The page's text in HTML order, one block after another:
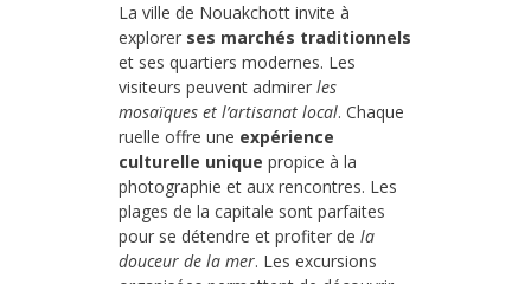
La ville de Nouakchott invite à
explorer ses marchés traditionnels
et ses quartiers modernes. Les
visiteurs peuvent admirer les
mosaïques et l’artisanat local. Chaque
ruelle offre une expérience
culturelle unique propice à la
photographie et aux rencontres. Les
plages de la capitale sont parfaites
pour se détendre et profiter de la
douceur de la mer. Les excursions